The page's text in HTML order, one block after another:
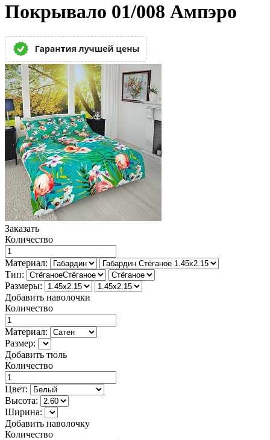
Покрывало 01/008 Ампэро
Заказать
Количество
Материал:
Тип:
Размеры:
Добавить наволочки
Количество
Материал:
Размер:
Добавить тюль
Количество
Цвет:
Высота:
Ширина:
Добавить наволочку
Количество